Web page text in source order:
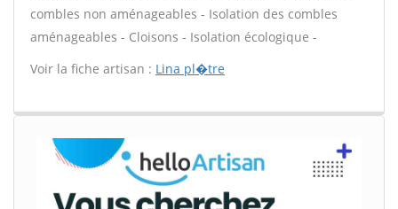
combles non aménageables - Isolation des combles
aménageables - Cloisons - Isolation écologique -
Voir la fiche artisan : Lina pl�tre